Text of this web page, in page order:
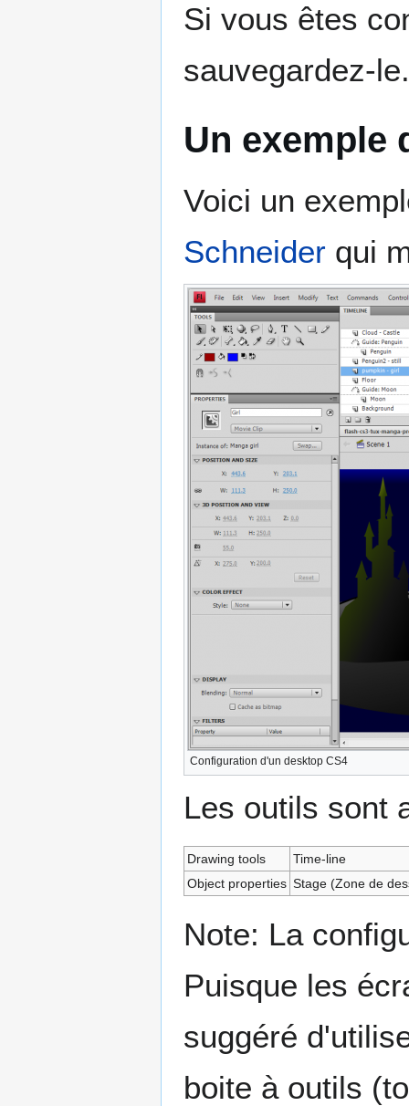
Si vous êtes
sauvegardez-le.
Un exemple
Voici un
Schneider qui
Configuration d'un desktop CS4
Les outils sont
Drawing tools
Time-line
Object properties Stage (Zone de
Note: La
Puisque les
suggéré
boite à outils